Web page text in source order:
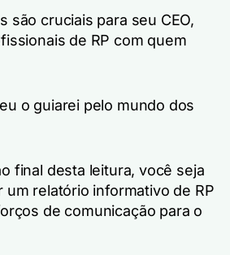
são cruciais para seu CEO,
de RP com quem
o guiarei pelo mundo dos
final desta leitura, você seja
um relatório informativo de RP
de comunicação para o